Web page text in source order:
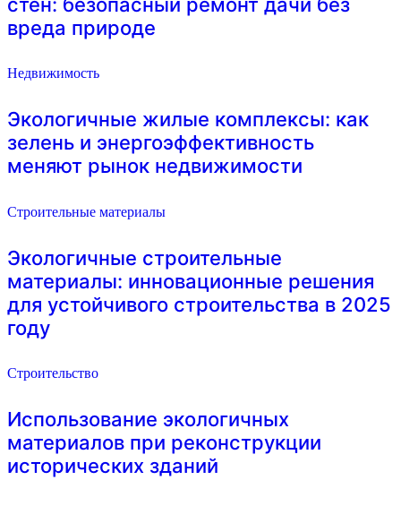
вреда природе
Недвижимость
Экологичные жилые комплексы: как
зелень и энергоэффективность
меняют рынок недвижимости
Строительные материалы
Экологичные строительные
материалы: инновационные решения
для устойчивого строительства в 2025
году
Строительство
Использование экологичных
материалов при реконструкции
исторических зданий